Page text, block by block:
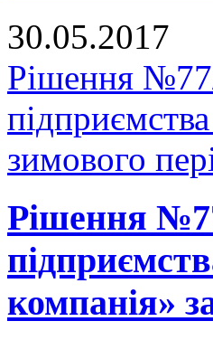
30.05.2017
Рішення
зимового
Рішення
компанія»